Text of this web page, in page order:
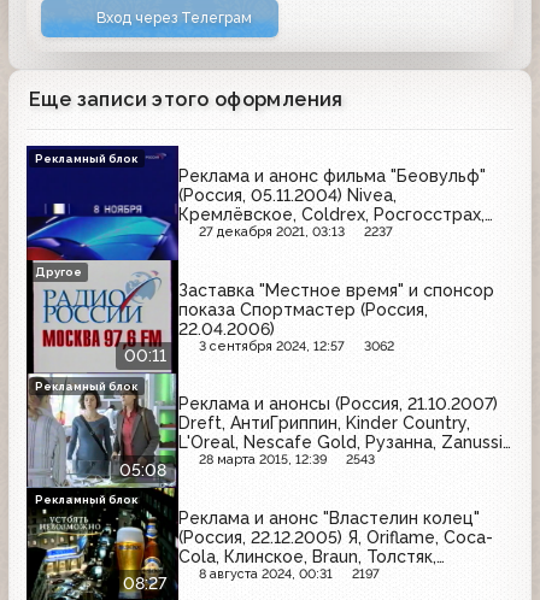
Вход через Телеграм
Еще записи этого оформления
Реклама и анонс фильма "Беовульф"
(Россия, 05.11.2004) Nivea,
Кремлёвское, Coldrex, Росгосстрах,
Rich, Главпродукт, Panasonic, Oriflame,
27 декабря 2021, 03:13 2237
Рекламный блок
00:11
Заставка "Местное время" и спонсор
показа Спортмастер (Россия,
22.04.2006)
3 сентября 2024, 12:57 3062
Другое
05:08
Реклама и анонсы (Россия, 21.10.2007)
Dreft, АнтиГриппин, Kinder Country,
L'Oreal, Nescafe Gold, Рузанна, Zanussi,
Tefal
28 марта 2015, 12:39 2543
Рекламный блок
08:27
Реклама и анонс "Властелин колец"
(Россия, 22.12.2005) Я, Oriflame, Coca-
Cola, Клинское, Braun, Толстяк,
Любимый сад, Efes Pilsener, Л'Этуаль,
8 августа 2024, 00:31 2197
Рекламный блок